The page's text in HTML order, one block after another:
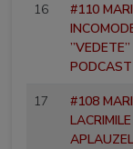
16
#110
PODCAST
17
#108